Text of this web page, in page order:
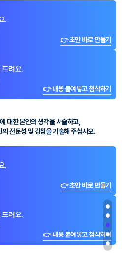
.
👉 초안 바로 만들기
려요.
👉 내용 붙여넣고 첨삭하기
대한 본인의 생각을 서술하고,
전문성 및 강점을 기술해 주십시오.
.
👉 초안 바로 만들기
려요.
👉 내용 붙여넣고 첨삭하기